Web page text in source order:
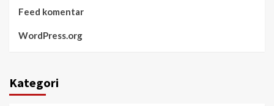
Feed komentar
WordPress.org
Kategori